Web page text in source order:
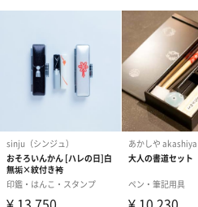
メッセージカード（通常・写
誕生日や結婚祝い・出産祝いなど
ードを同梱します。
メッセージカードや封筒のデザイ
す。